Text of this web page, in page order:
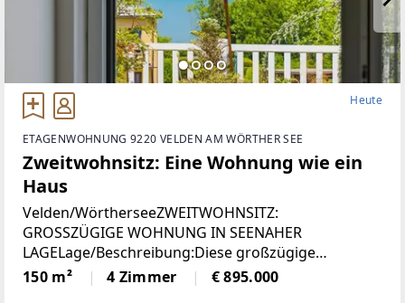
Heute
ETAGENWOHNUNG 9220 VELDEN AM WÖRTHER SEE
Zweitwohnsitz: Eine Wohnung wie ein
Haus
Velden/WörtherseeZWEITWOHNSITZ:
GROSSZÜGIGE WOHNUNG IN SEENAHER
LAGELage/Beschreibung:Diese großzügige
Wohnung vereint hohen Wohnkomfort mit einer
seltenen Zweitwohnsitzwidmung und traumhaftem
150 m² 4 Zimmer € 895.000